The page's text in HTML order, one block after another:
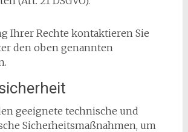
Ihrer Rechte kontaktieren Sie
den oben genannten
geeignete technische und
Sicherheitsmaßnahmen, um